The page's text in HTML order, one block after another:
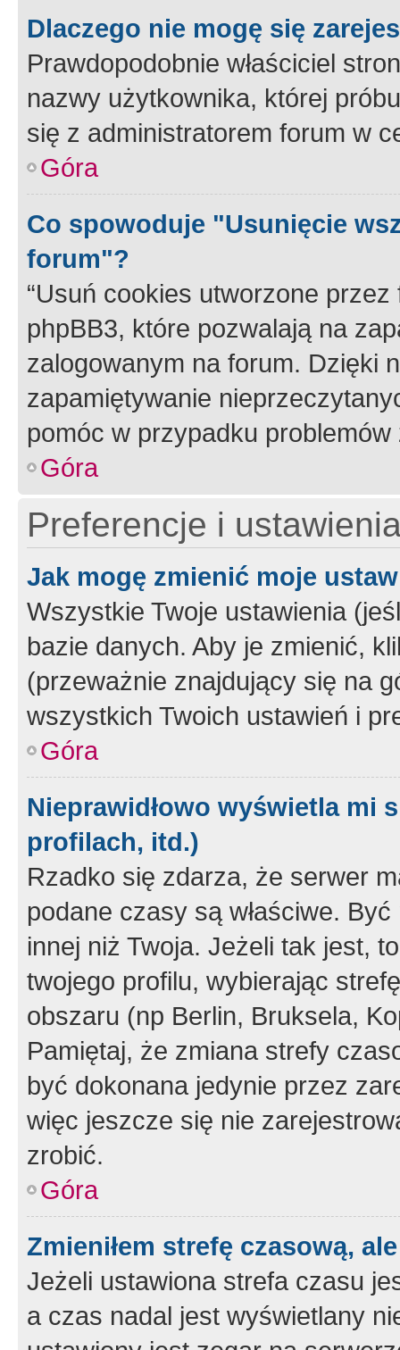
Dlaczego nie mogę się
Prawdopodobnie właściciel
nazwy użytkownika, której
się z administratorem forum w
Góra
Co spowoduje "Usunięcie
forum"?
“Usuń cookies utworzone
phpBB3, które pozwalają na
zalogowanym na forum. Dzięki
zapamiętywanie
pomóc w przypadku
Góra
Preferencje i
Jak mogę zmienić moje
Wszystkie Twoje ustawienia
bazie danych. Aby je zmienić,
(przeważnie znajdujący się na
wszystkich Twoich ustawień i
Góra
Nieprawidłowo wyświetla mi
profilach, itd.)
Rzadko się zdarza, że serwer
podane czasy są właściwe.
innej niż Twoja. Jeżeli tak jest,
twojego profilu, wybierając
obszaru (np Berlin, Bruksela,
Pamiętaj, że zmiana strefy
być dokonana jedynie przez
więc jeszcze się nie
zrobić.
Góra
Zmieniłem strefę czasową,
Jeżeli ustawiona strefa czasu
a czas nadal jest wyświetlany